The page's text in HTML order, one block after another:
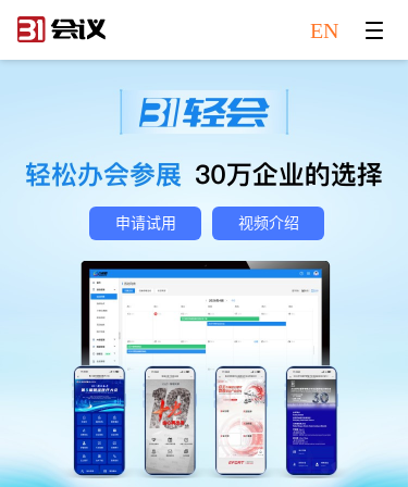
EN
申请试用 视频介绍